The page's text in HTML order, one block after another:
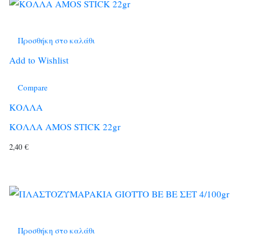
Προσθήκη στο καλάθι
Add to Wishlist
Compare
ΚΟΛΛΑ
ΚΟΛΛΑ AMOS STICK 22gr
2,40 €
Προσθήκη στο καλάθι